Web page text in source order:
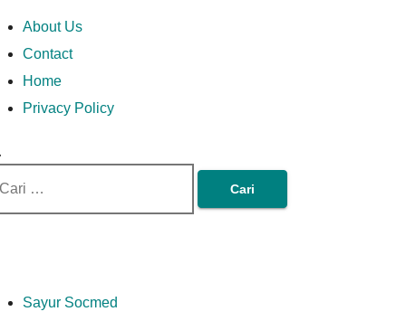
Money In Every
Way
In Every Way
About Us
Contact
Home
Privacy Policy
Sayur Socmed